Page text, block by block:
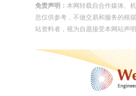
免责声明： 本网转载自合作媒体、
息仅供参考，不做交易和服务的根
站资料者，视为自愿接受本网站声明